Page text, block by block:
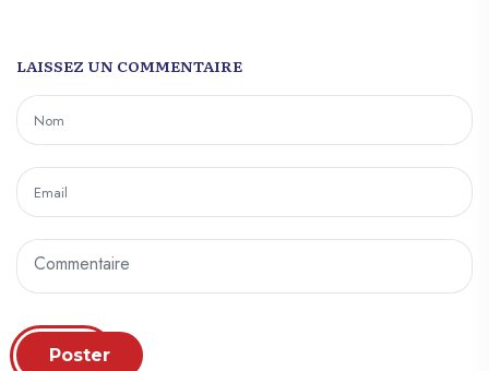
récemment restauré et mis en valeur. Ainsi,
LAISSEZ UN COMMENTAIRE
Poster